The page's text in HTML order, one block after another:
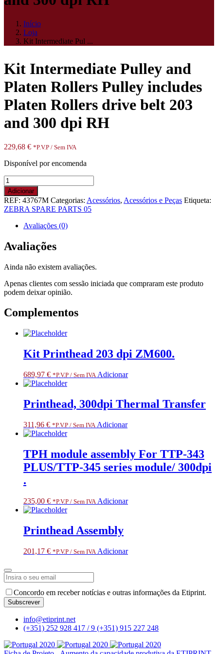
Início
Loja
Kit Intermediate Pul ...
Kit Intermediate Pulley and
Platen Rollers Pulley includes
Platen Rollers drive belt 203
and 300 dpi RH
229,68 € *P.V.P / Sem IVA
Disponível por encomenda
Quantidade
de
Kit
Intermediate
Pulley
Rollers
Pulley
Platen
drive
belt
and
Adicionar
REF: 43767M Categorias: Acessórios, Acessórios e Peças Etiqueta:
ZEBRA SPARE PARTS 05
Avaliações (0)
Avaliações
Ainda não existem avaliações.
Apenas clientes com sessão iniciada que compraram este produto
podem deixar opinião.
Complementos
Kit Printhead 203 dpi ZM600.
689,97 € *P.V.P / Sem IVA Adicionar
Printhead, 300dpi Thermal Transfer
311,96 € *P.V.P / Sem IVA Adicionar
TPH module assembly For TTP-343
PLUS/TTP-345 series module/ 300dpi
.
235,00 € *P.V.P / Sem IVA Adicionar
Printhead Assembly
201,17 € *P.V.P / Sem IVA Adicionar
Concordo em receber notícias e outras informações da Etiprint.
Subscrever
Email
*
info@etiprint.net
(+351) 252 928 417 / 9 (+351) 915 227 248